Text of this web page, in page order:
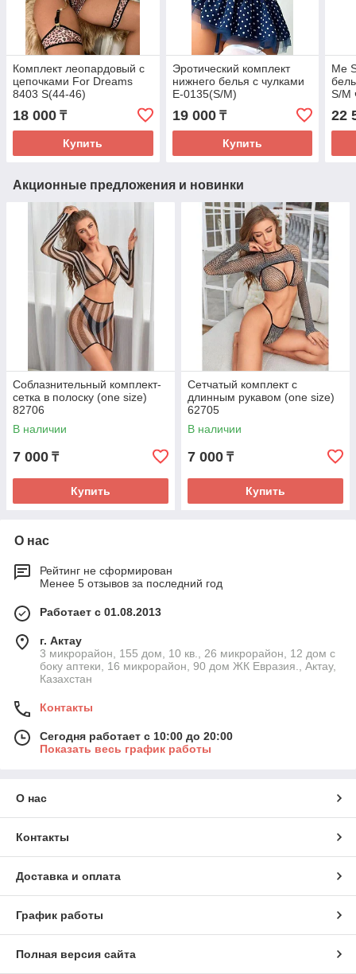
Комплект леопардовый с
цепочками For Dreams
8403 S(44-46)
18 000 ₸
Купить
Эротический комплект
нижнего белья с чулками
E-0135(S/M)
19 000₸
Купить
Me
S/M
22
Акционные предложения и новинки
Соблазнительный комплект-
сетка в полоску (one size)
82706
В наличии
7 000 ₸
Купить
Сетчатый комплект с
длинным рукавом (one size)
62705
В наличии
7 000 ₸
Купить
О нас
Рейтинг не сформирован
Менее 5 отзывов за последний год
Работает с 01.08.2013
г. Актау
3 микрорайон, 155 дом, 10 кв., 26 микрорайон, 12 дом с
боку аптеки, 16 микрорайон, 90 дом ЖК Евразия., Актау,
Казахстан
Контакты
Сегодня работает с 10:00 до 20:00
Показать весь график работы
О нас
Контакты
Доставка и оплата
График работы
Полная версия сайта